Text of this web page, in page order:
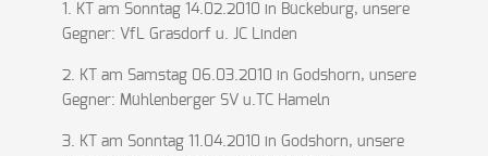
1. KT am Sonntag 14.02.2010 in Bückeburg, unsere
Gegner: VfL Grasdorf u. JC Linden
2. KT am Samstag 06.03.2010 in Godshorn, unsere
Gegner: Mühlenberger SV u.TC Hameln
3. KT am Sonntag 11.04.2010 in Godshorn, unsere